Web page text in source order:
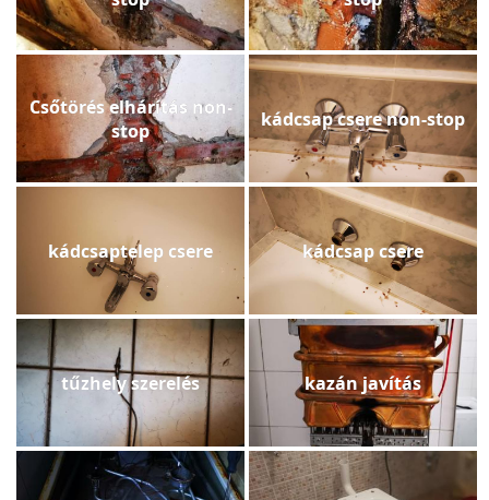
Csőtörés elhárítás non-
stop
kádcsap csere non-stop
kádcsaptelep csere kádcsap csere
tűzhely szerelés kazán javítás